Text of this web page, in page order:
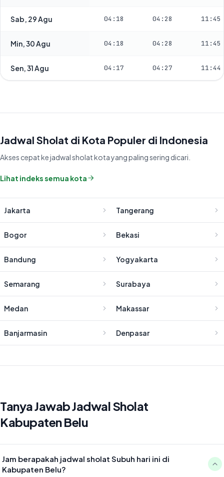
Sab, 29 Agu 04:18 04:28 11:45
Min, 30 Agu 04:18 04:28 11:45
Sen, 31 Agu 04:17 04:27 11:44
Jadwal Sholat di Kota Populer di Indonesia
Akses cepat ke jadwal sholat kota yang paling sering dicari.
Lihat indeks semua kota
Jakarta Tangerang
Bogor Bekasi
Bandung Yogyakarta
Semarang Surabaya
Medan Makassar
Banjarmasin Denpasar
Tanya Jawab Jadwal Sholat
Kabupaten Belu
Jam berapakah jadwal sholat Subuh hari ini di
Kabupaten Belu?